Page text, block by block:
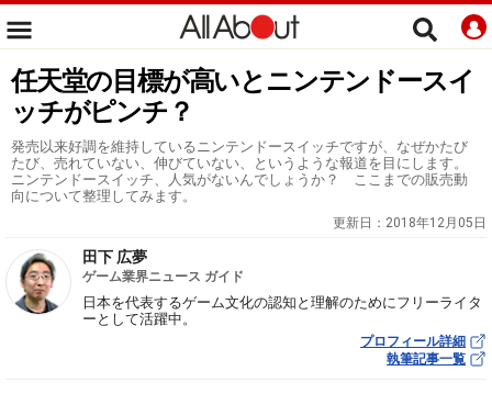
任天堂の目標が高いとニンテンドースイ
ッチがピンチ？
発売以来好調を維持しているニンテンドースイッチですが、なぜかたび
たび、売れていない、伸びていない、というような報道を目にします。
ニンテンドースイッチ、人気がないんでしょうか？ ここまでの販売動
向について整理してみます。
更新日： 2018年12月05日
田下 広夢
ゲーム業界ニュース ガイド
日本を代表するゲーム文化の認知と理解のためにフリーライタ
ーとして活躍中。
プロフィール詳細
執筆記事一覧